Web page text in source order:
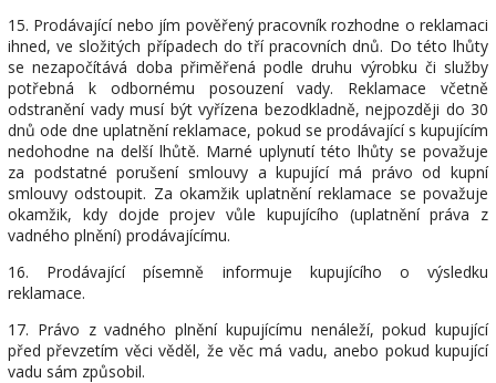
15. Prodávající nebo jím pověřený pracovník rozhodne o reklamaci
ihned, ve složitých případech do tří pracovních dnů. Do této lhůty
se nezapočítává doba přiměřená podle druhu výrobku či služby
potřebná k odbornému posouzení vady. Reklamace včetně
odstranění vady musí být vyřízena bezodkladně, nejpozději do 30
dnů ode dne uplatnění reklamace, pokud se prodávající s kupujícím
nedohodne na delší lhůtě. Marné uplynutí této lhůty se považuje
za podstatné porušení smlouvy a kupující má právo od kupní
smlouvy odstoupit. Za okamžik uplatnění reklamace se považuje
okamžik, kdy dojde projev vůle kupujícího (uplatnění práva z
vadného plnění) prodávajícímu.
16. Prodávající písemně informuje kupujícího o výsledku
reklamace.
17. Právo z vadného plnění kupujícímu nenáleží, pokud kupující
před převzetím věci věděl, že věc má vadu, anebo pokud kupující
vadu sám způsobil.